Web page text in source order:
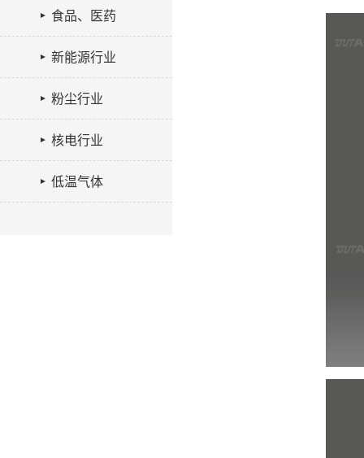
食品、医药
新能源行业
粉尘行业
核电行业
低温气体